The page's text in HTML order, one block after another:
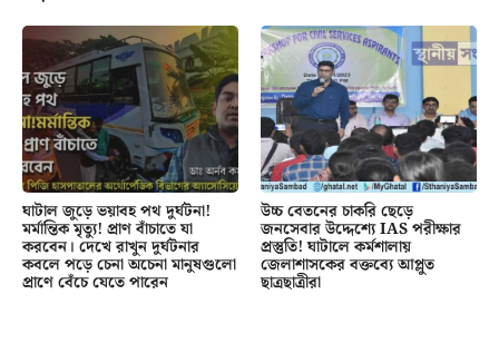
ঘাটাল জুড়ে ভয়াবহ পথ দুর্ঘটনা!
মর্মান্তিক মৃত্যু! প্রাণ বাঁচাতে যা
করবেন। দেখে রাখুন দুর্ঘটনার
কবলে পড়ে চেনা অচেনা মানুষগুলো
প্রাণে বেঁচে যেতে পারেন
উচ্চ বেতনের চাকরি ছেড়ে
জনসেবার উদ্দেশ্যে IAS পরীক্ষার
প্রস্তুতি! ঘাটালে কর্মশালায়
জেলাশাসকের বক্তব্যে আপ্লুত
ছাত্রছাত্রীরা